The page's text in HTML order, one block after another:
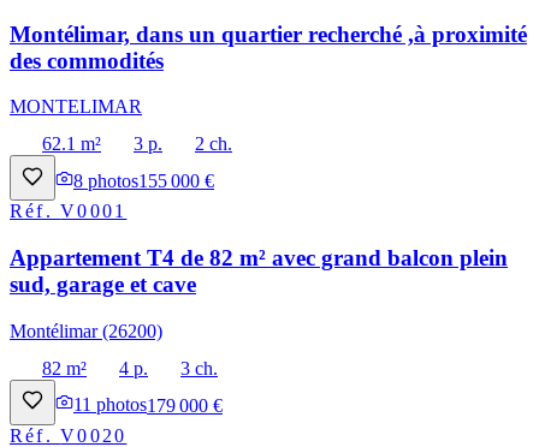
Montélimar, dans un quartier recherché ,à proximité
des commodités
MONTELIMAR
62.1 m²
3 p.
2 ch.
8 photos155 000 €
Réf.V0001
Appartement T4 de 82 m² avec grand balcon plein
sud, garage et cave
Montélimar (26200)
82 m²
4 p.
3 ch.
11 photos179 000 €
Réf.V0020